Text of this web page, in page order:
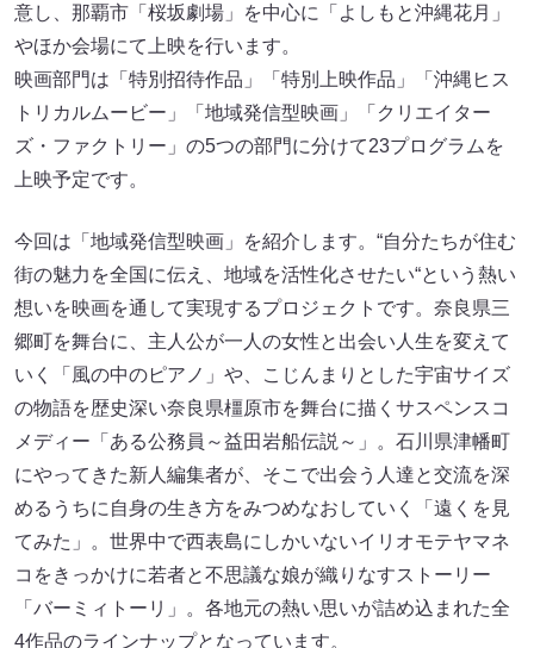
意し、那覇市「桜坂劇場」を中心に「よしもと沖縄花月」
やほか会場にて上映を行います。
映画部門は「特別招待作品」「特別上映作品」「沖縄ヒス
トリカルムービー」「地域発信型映画」「クリエイター
ズ・ファクトリー」の5つの部門に分けて23プログラムを
上映予定です。
今回は「地域発信型映画」を紹介します。“自分たちが住む
街の魅力を全国に伝え、地域を活性化させたい“という熱い
想いを映画を通して実現するプロジェクトです。奈良県三
郷町を舞台に、主人公が一人の女性と出会い人生を変えて
いく「風の中のピアノ」や、こじんまりとした宇宙サイズ
の物語を歴史深い奈良県橿原市を舞台に描くサスペンスコ
メディー「ある公務員～益田岩船伝説～」。石川県津幡町
にやってきた新人編集者が、そこで出会う人達と交流を深
めるうちに自身の生き方をみつめなおしていく「遠くを見
てみた」。世界中で西表島にしかいないイリオモテヤマネ
コをきっかけに若者と不思議な娘が織りなすストーリー
「バーミィトーリ」。各地元の熱い思いが詰め込まれた全
4作品のラインナップとなっています。